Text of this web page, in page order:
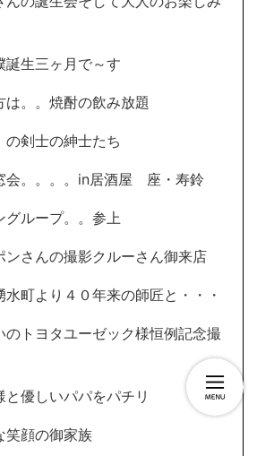
生三ヶ月で～す
は。。焼酎の飲み放題
の剣士の紳士たち
会。。。。in居酒屋 座・寿鈴
グループ。。参上
ンさんの撮影クルーさん御来店
水町より４０年来の師匠と・・・
のトヨタユーゼック様恒例記念撮
優しいパパをパチリ
笑顔の御家族